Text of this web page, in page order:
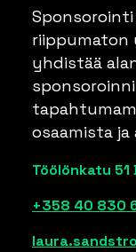
riippumaton
yhdistää
osaamista
Töölönkatu 51
+358 40 830